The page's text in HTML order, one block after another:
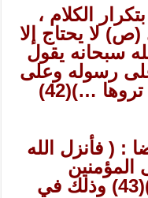
الكلام ،
لا يحتاج إلا
سبحانه يقول
رسوله وعلى
تروها …)(42)
: ( فأنزل الله
(43)
وذلك في